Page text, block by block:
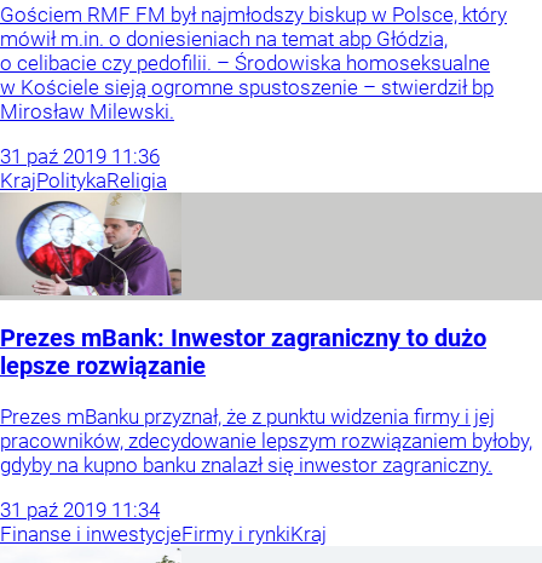
Gościem RMF FM był najmłodszy biskup w Polsce, który
mówił m.in. o doniesieniach na temat abp Głódzia,
o celibacie czy pedofilii. – Środowiska homoseksualne
w Kościele sieją ogromne spustoszenie – stwierdził bp
Mirosław Milewski.
31 paź 2019 11:36
KrajPolitykaReligia
Prezes mBank: Inwestor zagraniczny to dużo
lepsze rozwiązanie
Prezes mBanku przyznał, że z punktu widzenia firmy i jej
pracowników, zdecydowanie lepszym rozwiązaniem byłoby,
gdyby na kupno banku znalazł się inwestor zagraniczny.
31 paź 2019 11:34
Finanse i inwestycjeFirmy i rynkiKraj